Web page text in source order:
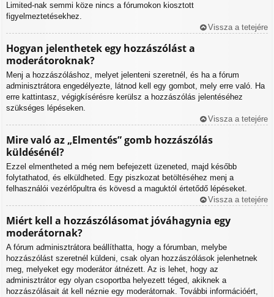
Limited-nak semmi köze nincs a fórumokon kiosztott
figyelmeztetésekhez.
Vissza a tetejére
Hogyan jelenthetek egy hozzászólást a
moderátoroknak?
Menj a hozzászóláshoz, melyet jelenteni szeretnél, és ha a fórum
adminisztrátora engedélyezte, látnod kell egy gombot, mely erre való. Ha
erre kattintasz, végigkísérésre kerülsz a hozzászólás jelentéséhez
szükséges lépéseken.
Vissza a tetejére
Mire való az „Elmentés” gomb hozzászólás
küldésénél?
Ezzel elmentheted a még nem befejezett üzeneted, majd később
folytathatod, és elküldheted. Egy piszkozat betöltéséhez menj a
felhasználói vezérlőpultra és kövesd a maguktól értetődő lépéseket.
Vissza a tetejére
Miért kell a hozzászólásomat jóváhagynia egy
moderátornak?
A fórum adminisztrátora beállíthatta, hogy a fórumban, melybe
hozzászólást szeretnél küldeni, csak olyan hozzászólások jelenhetnek
meg, melyeket egy moderátor átnézett. Az is lehet, hogy az
adminisztrátor egy olyan csoportba helyezett téged, akiknek a
hozzászólásait át kell néznie egy moderátornak. További információért,